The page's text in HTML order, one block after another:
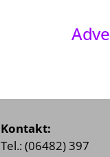
Kontakt:
Tel.: (06482) 397